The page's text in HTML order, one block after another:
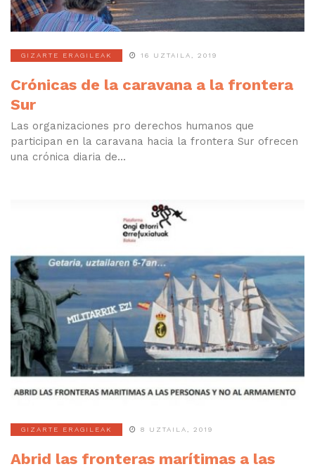
GIZARTE ERAGILEAK 16 UZTAILA, 2019
Crónicas de la caravana a la frontera
Sur
Las organizaciones pro derechos humanos que
participan en la caravana hacia la frontera Sur ofrecen
una crónica diaria de...
GIZARTE ERAGILEAK 8 UZTAILA, 2019
Abrid las fronteras marítimas a las